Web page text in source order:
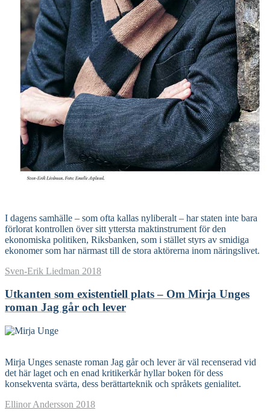
I dagens samhälle – som ofta kallas nyliberalt – har staten inte bara
förlorat kontrollen över sitt yttersta maktinstrument för den
ekonomiska politiken, Riksbanken, som i stället styrs av smidiga
ekonomer som har närmast till de stora aktörerna inom näringslivet.
Sven-Erik Liedman 2018
Utkanten som existentiell plats – Om Mirja Unges
roman Jag går och lever
Mirja Unges senaste roman Jag går och lever är väl recenserad vid
det här laget och en enad kritikerkår hyllar boken för dess
konsekventa svärta, dess berättarteknik och språkets genialitet.
Ellinor Andersson 2018